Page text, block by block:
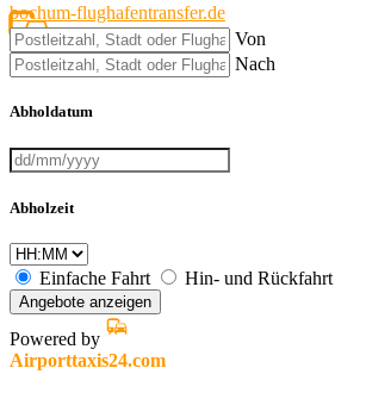
bochum-flughafentransfer.de
Von
Nach
Abholdatum
Abholzeit
Einfache Fahrt Hin- und Rückfahrt
Angebote anzeigen
Powered by
Airporttaxis24.com